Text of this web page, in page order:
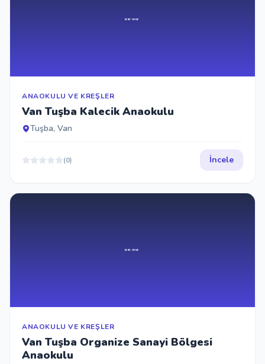
ANAOKULU VE KREŞLER
Van Tuşba Kalecik Anaokulu
Tuşba, Van
(0) İncele
ANAOKULU VE KREŞLER
Van Tuşba Organize Sanayi Bölgesi
Anaokulu